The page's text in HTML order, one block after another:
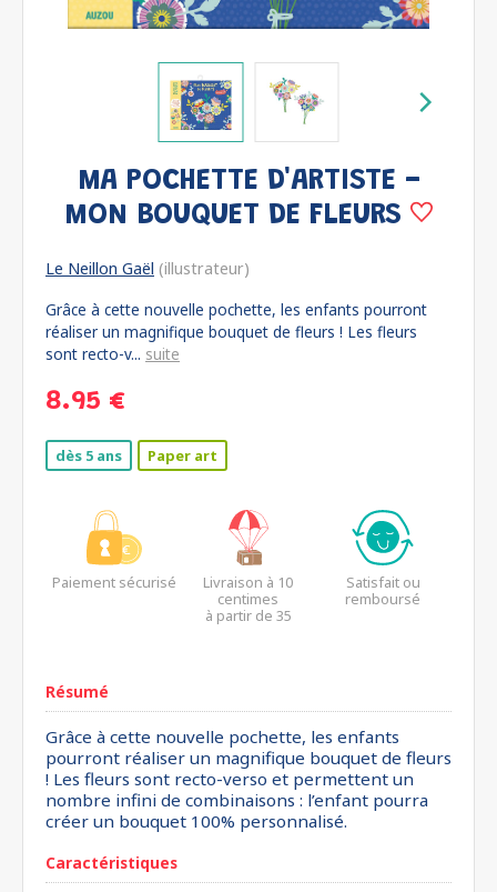
MA POCHETTE D'ARTISTE -
MON BOUQUET DE FLEURS
Le Neillon Gaël (illustrateur)
Grâce à cette nouvelle pochette, les enfants pourront
réaliser un magnifique bouquet de fleurs ! Les fleurs
sont recto-v... suite
8.95 €
dès 5 ans Paper art
Paiement sécurisé
Livraison à 10
centimes
à partir de 35
Satisfait ou
remboursé
Résumé
Grâce à cette nouvelle pochette, les enfants
pourront réaliser un magnifique bouquet de fleurs
! Les fleurs sont recto-verso et permettent un
nombre infini de combinaisons : l’enfant pourra
créer un bouquet 100% personnalisé.
Caractéristiques